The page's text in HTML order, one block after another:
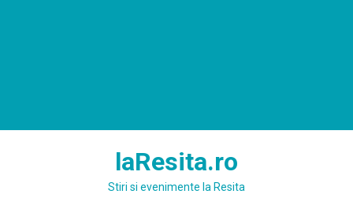
laResita.ro
Stiri si evenimente la Resita